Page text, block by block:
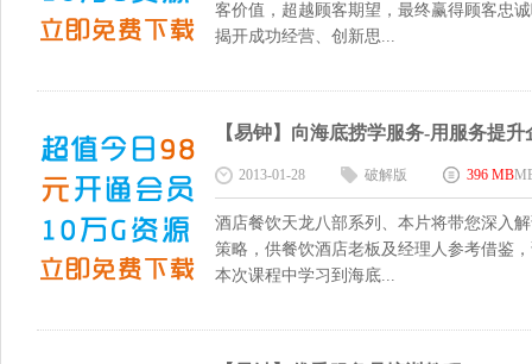
客价值，超越顾客期望，最终赢得顾客忠
揭开成功经营、创新思...
【易钟】向海底捞学服务-用服务提升
2013-01-28 破解版 396 MB
酒店餐饮天龙八部系列、本片将带您深入
策略，供餐饮酒店老板及经理人参考借鉴
本次课程中学习到海底...